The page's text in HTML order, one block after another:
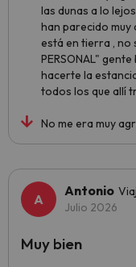
las dunas a lo
han parecido muy
está en tierra , no
PERSONAL"
hacerte la
todos los que allí
No me era muy
Antonio
Julio 2026
Muy bien